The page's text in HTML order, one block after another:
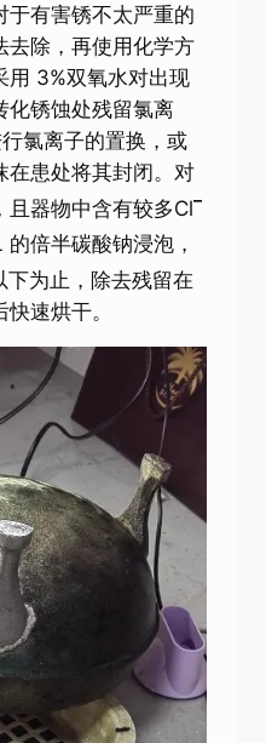
于有害锈不太严重的
去除，再使用化学方
用 3%双氧水对出现
化锈蚀处残留氯离
氯离子的置换，或
在患处将其封闭。对
且器物中含有较多Cl–
倍半碳酸钠浸泡，
为止，除去残留在
速烘干。